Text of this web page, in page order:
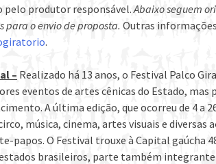
pelo produtor responsável.Abaixo seguem
para o envio de proposta. Outras
.
– Realizado há 13 anos, o Festival Palco
eventos de artes cênicas do Estado,
A última edição, que ocorreu de 4 a
música, cinema, artes visuais e
papos. O Festival trouxe à Capital gaúcha
brasileiros, parte também